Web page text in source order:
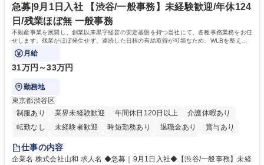
を込めてコミュニケーションをとりながら広報関連業務を行っておりま
す。 学歴・資格 学歴：大学院 大学 高専 短大 専修学校 高校 語学力： 資
格：
急募|9月1日入社 【渋谷/一般事務】未経験歓迎/年休124
日/残業ほぼ無 一般事務
不動産事業を展開し、創業以来黒字経営の安定基盤を持つ当社にて、各種事務業務をお任
せします。残業がほぼ発生せず、連続した日程の有給取得が可能なため、WLBを整えた
い方にお勧めの環境です！
月給
31万円～33万円
勤務地
東京都渋谷区
制服あり
業界未経験歓迎 年間休日120日以上
介護休暇あり
転勤なし
未経験者歓迎 時短勤務あり 退職金あり
賞与あり
育休あり
完全週休2日制
仕事の内容
企業名 株式会社山和 求人名 ◆急募｜9月1日入社◆【渋谷/一般事務】未経